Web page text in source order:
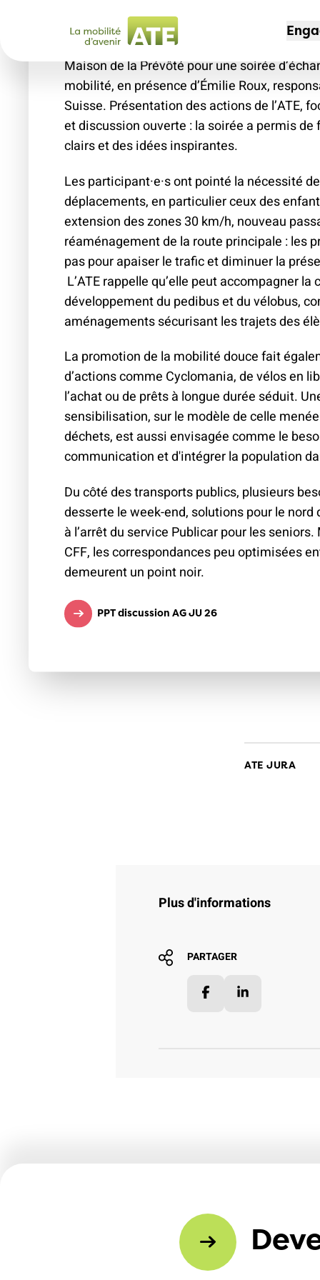
30
Le
Vendredi 20 mars, une vingtaine de
Maison de la Prévôté pour une soirée
mobilité, en présence d’Émilie Roux,
Suisse. Présentation des actions de l’ATE,
et discussion ouverte : la soirée a permis
clairs et des idées inspirantes.
Les participant·e·s ont pointé la nécessité
déplacements, en particulier ceux des
extension des zones 30 km/h, nouveau
réaménagement de la route principale : les
pas pour apaiser le trafic et diminuer la
L’ATE rappelle qu’elle peut accompagner
développement du pedibus et du vélobus,
aménagements sécurisant les trajets des
La promotion de la mobilité douce fait
d’actions comme Cyclomania, de vélos en
l’achat ou de prêts à longue durée séduit.
sensibilisation, sur le modèle de celle
déchets, est aussi envisagée comme le
communication et d'intégrer la population
Du côté des transports publics, plusieurs
desserte le week-end, solutions pour le
à l’arrêt du service Publicar pour les
CFF, les correspondances peu optimisées
demeurent un point noir.
PPT discussion AG JU 26
Sections Jura
ATE JURA
Plus d'informations
PARTAGER
Facebook